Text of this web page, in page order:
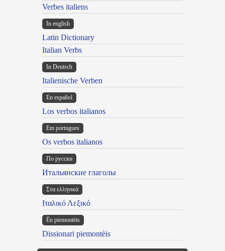
Verbes italiens
In english
Latin Dictionary
Italian Verbs
In Deutsch
Italienische Verben
En español
Los verbos italianos
Em portugues
Os verbos italianos
По русски
Итальянские глаголы
Στα ελληνικά
Ιταλικό Λεξικό
Ën piemontèis
Dissionari piemontèis